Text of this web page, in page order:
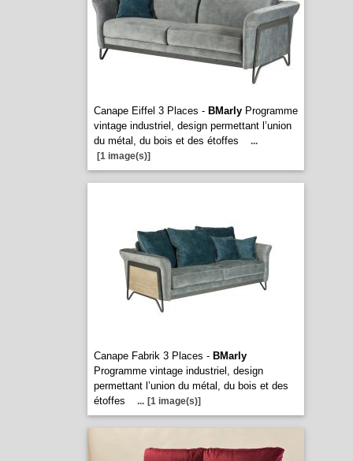
Canape Eiffel 3 Places - BMarlyProgramme
vintage industriel, design permettant l’union
du métal, du bois et des étoffes
...
[1 image(s)]
Canape Fabrik 3 Places - BMarly
Programme vintage industriel, design
permettant l’union du métal, du bois et des
étoffes
... [1 image(s)]